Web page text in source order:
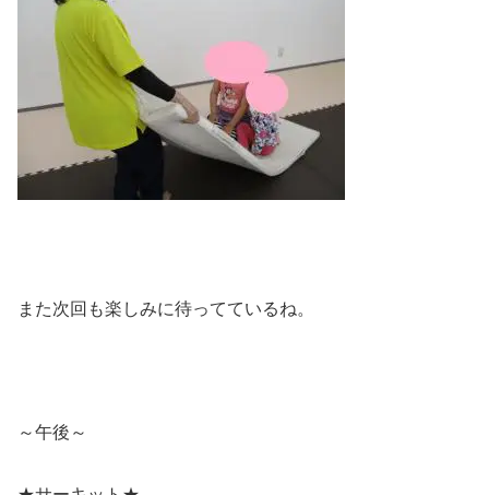
また次回も楽しみに待ってているね。
～午後～